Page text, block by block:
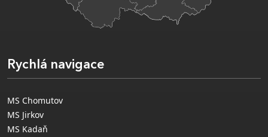
Rychlá navigace
MS Chomutov
MS Jirkov
MS Kadaň